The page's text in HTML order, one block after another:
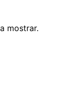
mostrar.